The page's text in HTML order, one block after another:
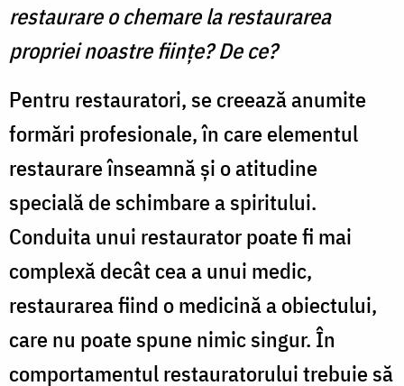
restaurare o chemare la restaurarea
propriei noastre fiinţe? De ce?
Pentru restauratori, se creează anumite
formări profesionale, în care elementul
restaurare înseamnă şi o atitudine
specială de schimbare a spiritului.
Conduita unui restaurator poate fi mai
complexă decât cea a unui medic,
restaurarea fiind o medicină a obiectului,
care nu poate spune nimic singur. În
comportamentul restauratorului trebuie să